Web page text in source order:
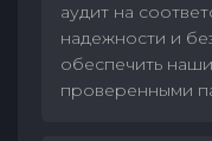
аудит на
надежности и
обеспечить
проверенными